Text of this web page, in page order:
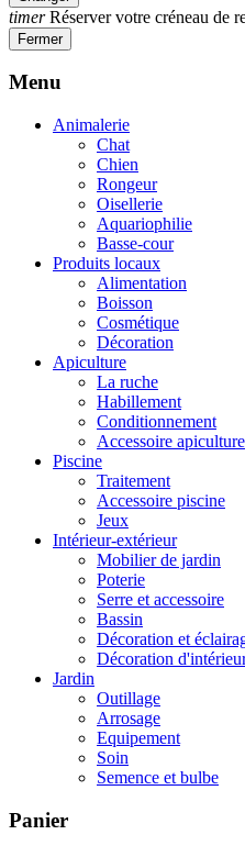
timerRéserver votre créneau de
Fermer
Menu
Animalerie
Chat
Chien
Rongeur
Oisellerie
Aquariophilie
Basse-cour
Produits locaux
Alimentation
Boisson
Cosmétique
Décoration
Apiculture
La ruche
Habillement
Conditionnement
Accessoire apiculture
Piscine
Traitement
Accessoire piscine
Jeux
Intérieur-extérieur
Mobilier de jardin
Poterie
Serre et accessoire
Bassin
Décoration et
Décoration
Jardin
Outillage
Arrosage
Equipement
Soin
Semence et bulbe
Panier